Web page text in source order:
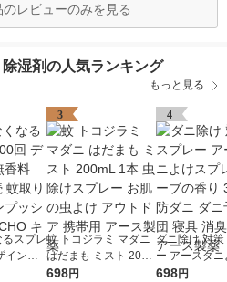
レビューのみを見る
湿剤の人気ランキング
もっと見る
スプレ
イン缶
持続 蚊
3
蚊 トコジラミ マダニ
はだまも ミスト 200
mL 1本 虫除けスプレ
698円
4
ダニ除け 対
ー アースダ
プレー ハーブ
698円